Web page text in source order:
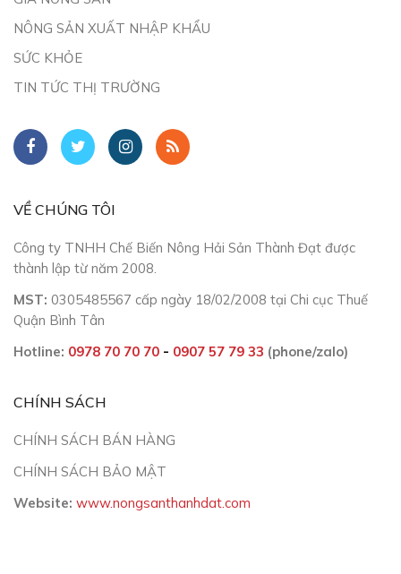
NÔNG SẢN XUẤT NHẬP KHẨU
SỨC KHỎE
TIN TỨC THỊ TRƯỜNG
VỀ CHÚNG TÔI
Công ty TNHH Chế Biến Nông Hải Sản Thành Đạt được
thành lập từ năm 2008.
MST: 0305485567 cấp ngày 18/02/2008 tại Chi cục Thuế
Quận Bình Tân
Hotline: 0978 70 70 70 - 0907 57 79 33 (phone/zalo)
CHÍNH SÁCH
CHÍNH SÁCH BÁN HÀNG
CHÍNH SÁCH BẢO MẬT
Website: www.nongsanthanhdat.com